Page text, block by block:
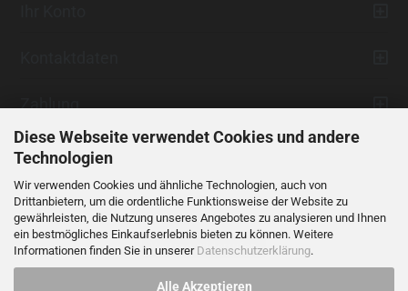
Diese Webseite verwendet Cookies und andere
Technologien
Wir verwenden Cookies und ähnliche Technologien, auch von
Drittanbietern, um die ordentliche Funktionsweise der Website zu
gewährleisten, die Nutzung unseres Angebotes zu analysieren und Ihnen
ein bestmögliches Einkaufserlebnis bieten zu können. Weitere
Informationen finden Sie in unserer Datenschutzerklärung.
Alle Akzeptieren
Zahlung
Vertrag widerrufen